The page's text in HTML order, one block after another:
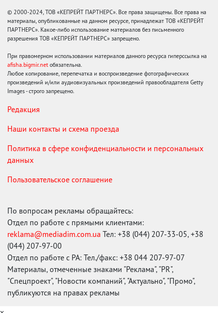
© 2000-2024, ТОВ «КЕПРЕЙТ ПАРТНЕРС». Все права защищены. Все права на
материалы, опубликованные на данном ресурсе, принадлежат ТОВ «КЕПРЕЙТ
ПАРТНЕРС». Какое-либо использование материалов без письменного
разрешения ТОВ «КЕПРЕЙТ ПАРТНЕРС» запрещено.
При правомерном использовании материалов данного ресурса гиперссылка на
afisha.bigmir.net обязательна.
Любое копирование, перепечатка и воспроизведение фотографических
произведений и/или аудиовизуальных произведений правообладателя Getty
Images - строго запрещено.
Редакция
Наши контакты и схема проезда
Политика в сфере конфиденциальности и персональных
данных
Пользовательское соглашение
По вопросам рекламы обращайтесь:
Отдел по работе с прямыми клиентами:
reklama@mediadim.com.ua Тел: +38 (044) 207-33-05, +38
(044) 207-97-00
Отдел по работе с РА: Тел./факс: +38 044 207-97-07
Материалы, отмеченные знаками "Реклама", "PR",
"Спецпроект", "Новости компаний", "Актуально", "Промо",
публикуются на правах рекламы